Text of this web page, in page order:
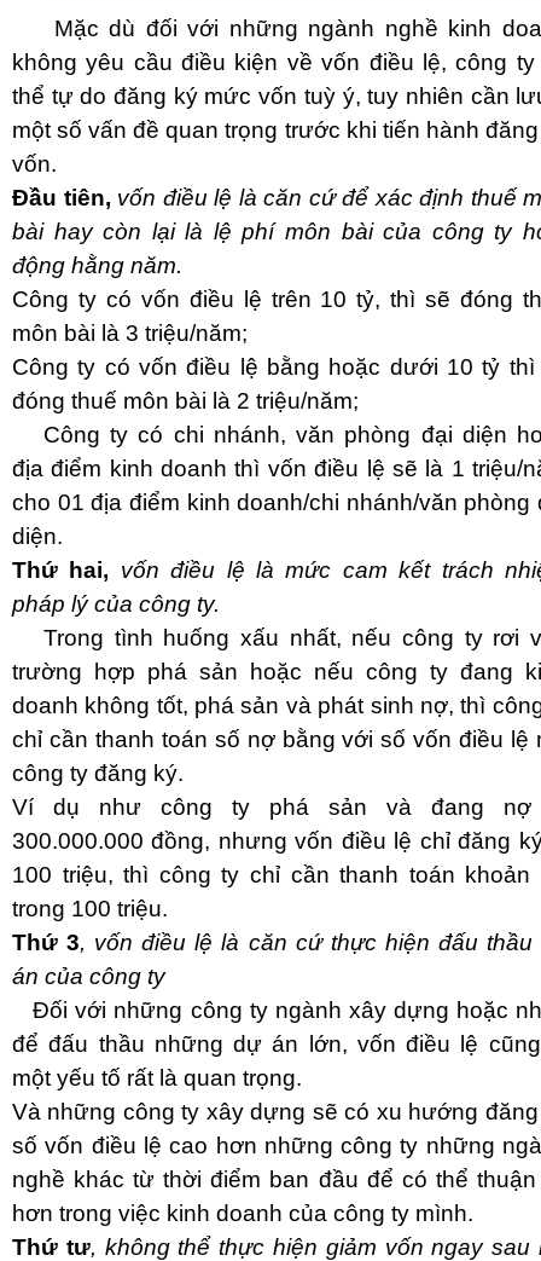
Mặc dù đối với những ngành nghề kinh
không yêu cầu điều kiện về vốn điều lệ, công ty
thể tự do đăng ký mức vốn tuỳ ý, tuy nhiên cần
một số vấn đề quan trọng trước khi tiến hành
vốn.
Đầu tiên, vốn điều lệ là căn cứ để xác định thuế
bài hay còn lại là lệ phí môn bài của công ty
động hằng năm.
Công ty có vốn điều lệ trên 10 tỷ, thì sẽ đóng
môn bài là 3 triệu/năm;
Công ty có vốn điều lệ bằng hoặc dưới 10 tỷ thì
đóng thuế môn bài là 2 triệu/năm;
Công ty có chi nhánh, văn phòng đại diện
địa điểm kinh doanh thì vốn điều lệ sẽ là 1 triệu/
cho 01 địa điểm kinh doanh/chi nhánh/văn phòng
diện.
Thứ hai, vốn điều lệ là mức cam kết trách
pháp lý của công ty.
Trong tình huống xấu nhất, nếu công ty rơi
trường hợp phá sản hoặc nếu công ty đang
doanh không tốt, phá sản và phát sinh nợ, thì
chỉ cần thanh toán số nợ bằng với số vốn điều lệ
công ty đăng ký.
Ví dụ như công ty phá sản và đang nợ
300.000.000 đồng, nhưng vốn điều lệ chỉ đăng
100 triệu, thì công ty chỉ cần thanh toán khoản
trong 100 triệu.
Thứ 3, vốn điều lệ là căn cứ thực hiện đấu thầu
án của công ty
Đối với những công ty ngành xây dựng hoặc
để đấu thầu những dự án lớn, vốn điều lệ
một yếu tố rất là quan trọng.
Và những công ty xây dựng sẽ có xu hướng
số vốn điều lệ cao hơn những công ty những
nghề khác từ thời điểm ban đầu để có thể
hơn trong việc kinh doanh của công ty mình.
Thứ tư, không thể thực hiện giảm vốn ngay sau